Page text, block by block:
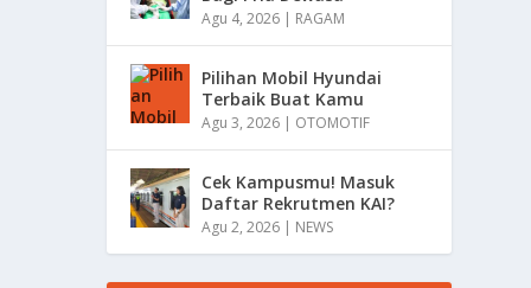
Agu 4, 2026 | RAGAM
Pilihan Mobil Hyundai
Terbaik Buat Kamu
Agu 3, 2026 | OTOMOTIF
Cek Kampusmu! Masuk
Daftar Rekrutmen KAI?
Agu 2, 2026 | NEWS